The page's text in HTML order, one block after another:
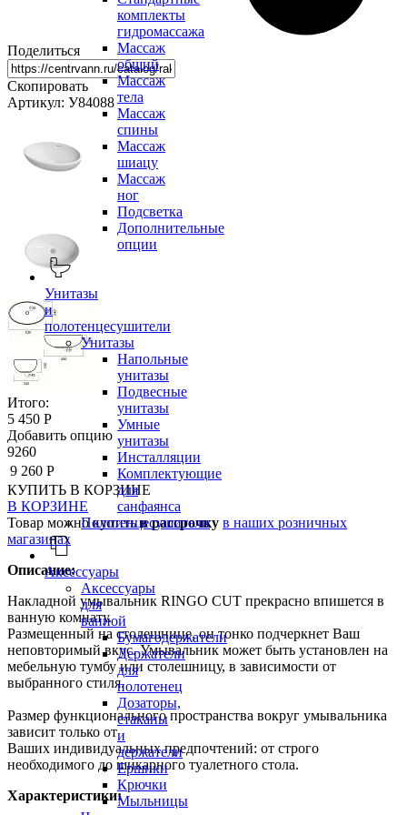
комплекты
гидромассажа
Массаж
общий
Массаж
тела
Массаж
спины
Массаж
шиацу
Массаж
ног
Подсветка
Дополнительные
опции
Унитазы
и
полотенцесушители
Унитазы
Напольные
унитазы
Подвесные
унитазы
Умные
унитазы
Инсталляции
Комплектующие
для
санфаянса
Полотенцесушители
Аксессуары
Аксессуары
для
ванной
Бумагодержатели
Держатели
для
полотенец
Дозаторы,
стаканы
и
держатели
Ершики
Крючки
Мыльницы
Поделиться
Скопировать
Артикул: У84088
Итого:
5 450 Р
Добавить опцию
9260
9 260 Р
КУПИТЬ В КОРЗИНЕ
В КОРЗИНЕ
Товар можно купитьв рассрочку в наших розничных
магазинах
Описание:
Накладной умывальник RINGO CUT прекрасно впишется в
ванную комнату.
Размещенный на столешнице, он тонко подчеркнет Ваш
неповторимый вкус. Умывальник может быть установлен на
мебельную тумбу или столешницу, в зависимости от
выбранного стиля.
Размер функционального пространства вокруг умывальника
зависит только от
Ваших индивидуальных предпочтений: от строго
необходимого до шикарного туалетного стола.
Характеристики: